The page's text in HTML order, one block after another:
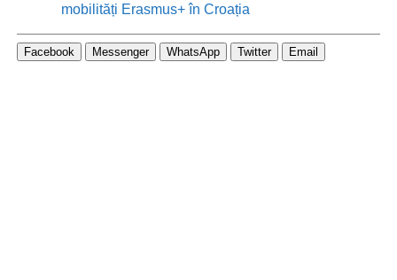
mobilități Erasmus+ în Croația
Facebook Messenger WhatsApp Twitter Email